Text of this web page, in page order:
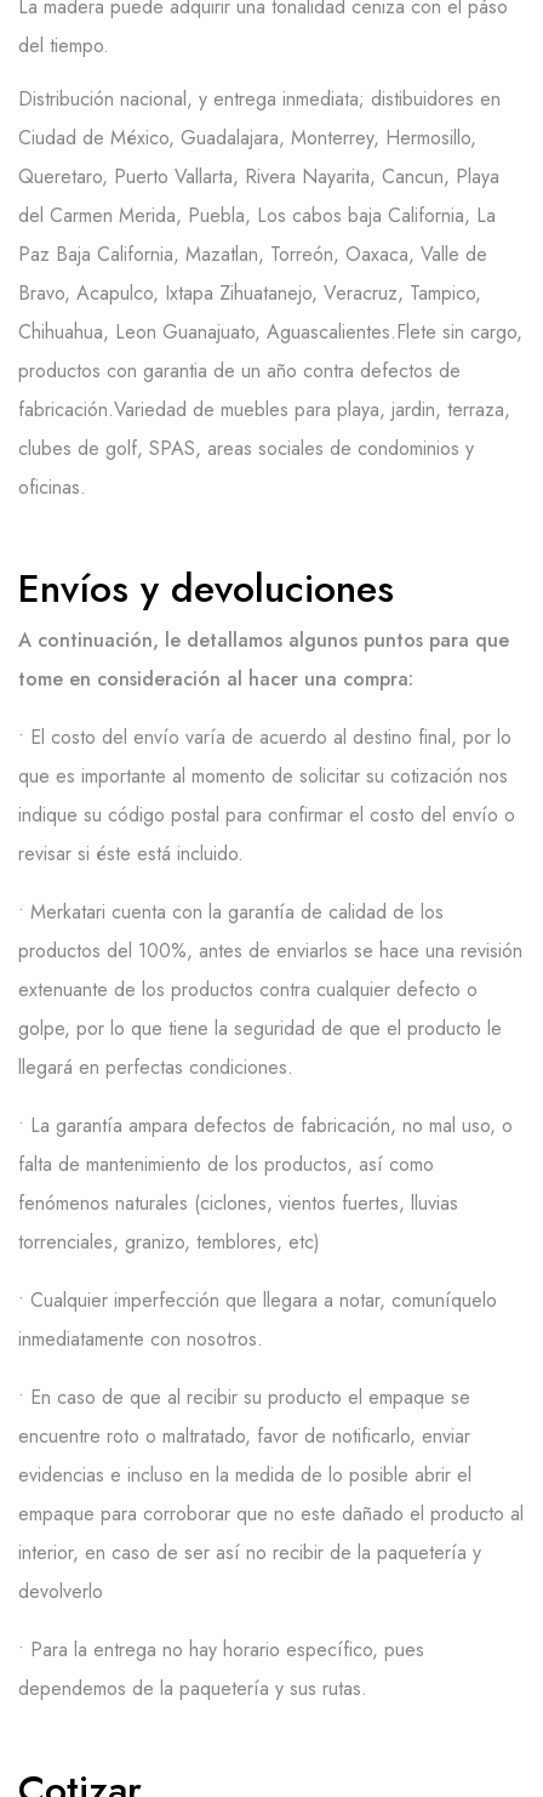
La madera puede adquirir una tonalidad ceniza con el páso
del tiempo.
Distribución nacional, y entrega inmediata; distibuidores en
Ciudad de México, Guadalajara, Monterrey, Hermosillo,
Queretaro, Puerto Vallarta, Rivera Nayarita, Cancun, Playa
del Carmen Merida, Puebla, Los cabos baja California, La
Paz Baja California, Mazatlan, Torreón, Oaxaca, Valle de
Bravo, Acapulco, Ixtapa Zihuatanejo, Veracruz, Tampico,
Chihuahua, Leon Guanajuato, Aguascalientes.Flete sin cargo,
productos con garantia de un año contra defectos de
fabricación.Variedad de muebles para playa, jardin, terraza,
clubes de golf, SPAS, areas sociales de condominios y
oficinas.
Envíos y devoluciones
A continuación, le detallamos algunos puntos para que
tome en consideración al hacer una compra:
• El costo del envío varía de acuerdo al destino final, por lo
que es importante al momento de solicitar su cotización nos
indique su código postal para confirmar el costo del envío o
revisar si éste está incluido.
• Merkatari cuenta con la garantía de calidad de los
productos del 100%, antes de enviarlos se hace una revisión
extenuante de los productos contra cualquier defecto o
golpe, por lo que tiene la seguridad de que el producto le
llegará en perfectas condiciones.
• La garantía ampara defectos de fabricación, no mal uso, o
falta de mantenimiento de los productos, así como
fenómenos naturales (ciclones, vientos fuertes, lluvias
torrenciales, granizo, temblores, etc)
• Cualquier imperfección que llegara a notar, comuníquelo
inmediatamente con nosotros.
• En caso de que al recibir su producto el empaque se
encuentre roto o maltratado, favor de notificarlo, enviar
evidencias e incluso en la medida de lo posible abrir el
empaque para corroborar que no este dañado el producto al
interior, en caso de ser así no recibir de la paquetería y
devolverlo
• Para la entrega no hay horario específico, pues
dependemos de la paquetería y sus rutas.